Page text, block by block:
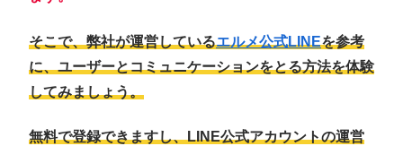
そこで、弊社が運営しているエルメ公式LINEを参考
に、ユーザーとコミュニケーションをとる方法を体験
してみましょう。
無料で登録できますし、LINE公式アカウントの運営